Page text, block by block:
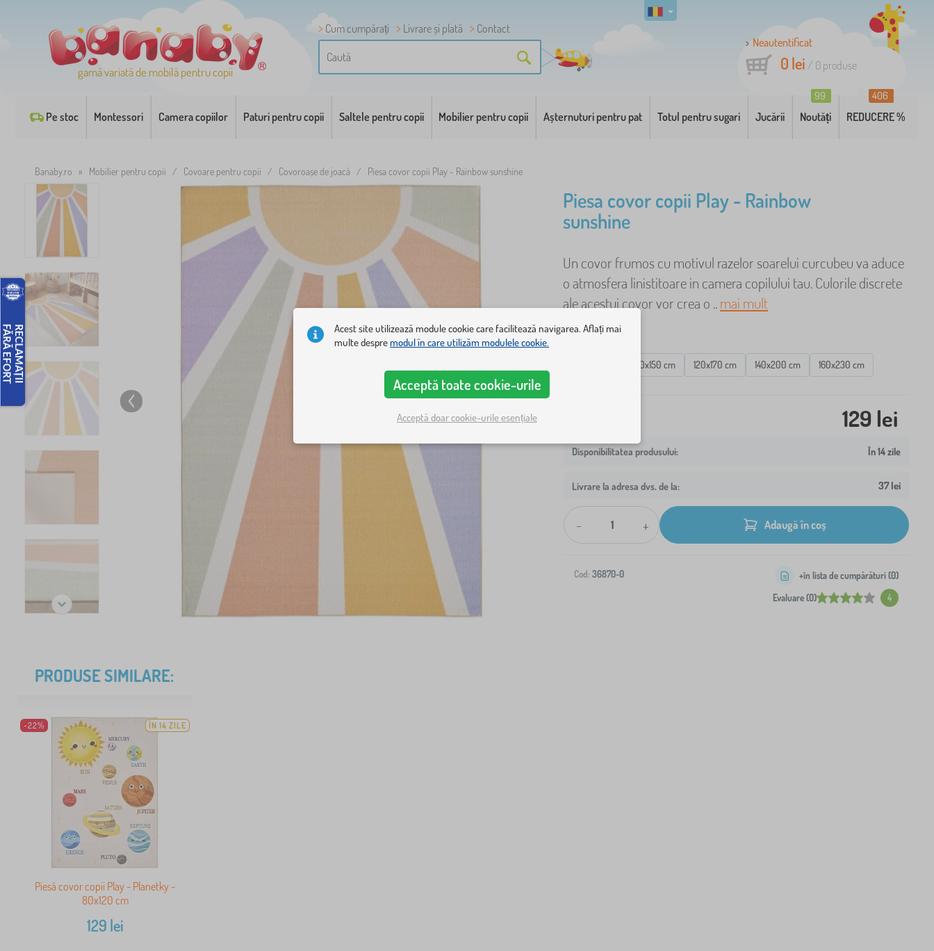
gamă variată de mobilă pentru copii
Cum cumpărați Livrare și plată
Contact
Neautentificat
0 lei / 0 produse
Pe stoc Montessori Camera copiilor Paturi pentru copii Saltele pentru copii Mobilier pentru copii Așternuturi pentru pat Totul pentru sugari Jucării Noutăți
99
REDUCERE %
406
Banaby.ro » Mobilier pentru copii / Covoare pentru copii / Covoroașe de joacă / Piesa covor copii Play - Rainbow sunshine
Piesa covor copii Play - Rainbow
sunshine
Un covor frumos cu motivul razelor soarelui curcubeu va aduce
o atmosfera linistitoare in camera copilului tau. Culorile discrete
ale acestui covor vor crea o ..mai mult
100x150 cm 120x170 cm 140x200 cm 160x230 cm
129 lei
În 14 zile
Livrare la adresa dvs. de la: 37 lei
- + Adaugă în coș
Cod: 36870-0
Evaluare (0) 4
+în lista de cumpărături (0)
PRODUSE SIMILARE:
-22% ÎN 14 ZILE
Piesă covor copii Play - Planetky -
80x120 cm
129 lei
Acest site utilizează module cookie care facilitează navigarea. Aflați mai
multe despremodul în care utilizăm modulele cookie.
Acceptă toate cookie-urile
Acceptă doar cookie-urile esențiale